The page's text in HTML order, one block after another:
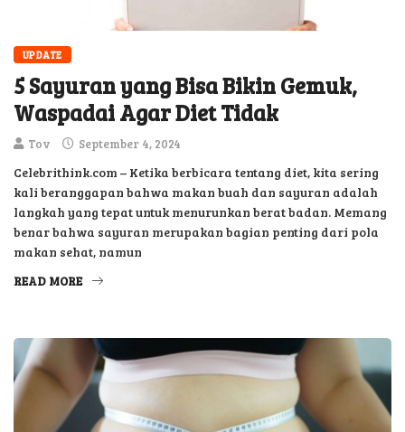
UPDATE
5 Sayuran yang Bisa Bikin Gemuk,
Waspadai Agar Diet Tidak
Tov September 4, 2024
Celebrithink.com – Ketika berbicara tentang diet, kita sering
kali beranggapan bahwa makan buah dan sayuran adalah
langkah yang tepat untuk menurunkan berat badan. Memang
benar bahwa sayuran merupakan bagian penting dari pola
makan sehat, namun
READ MORE